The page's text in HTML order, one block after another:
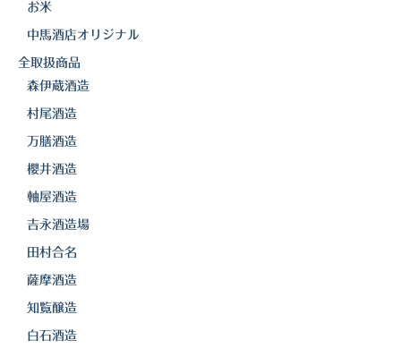
久保酒造
宮田本店
佐藤酒造
さつま無双
丸西酒造
神川酒造
お米
中馬酒店オリジナル
全取扱商品
森伊蔵酒造
村尾酒造
万膳酒造
櫻井酒造
軸屋酒造
吉永酒造場
田村合名
薩摩酒造
知覧醸造
白石酒造